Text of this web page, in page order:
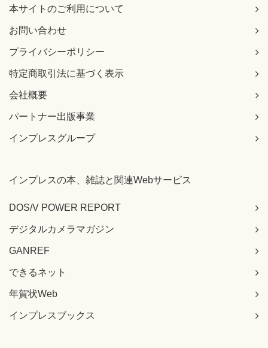
本サイトのご利用について
お問い合わせ
プライバシーポリシー
特定商取引法に基づく表示
会社概要
パートナー出版事業
インプレスグループ
インプレスの本、雑誌と関連Webサービス
DOS/V POWER REPORT
デジタルカメラマガジン
GANREF
できるネット
年賀状Web
インプレスブックス